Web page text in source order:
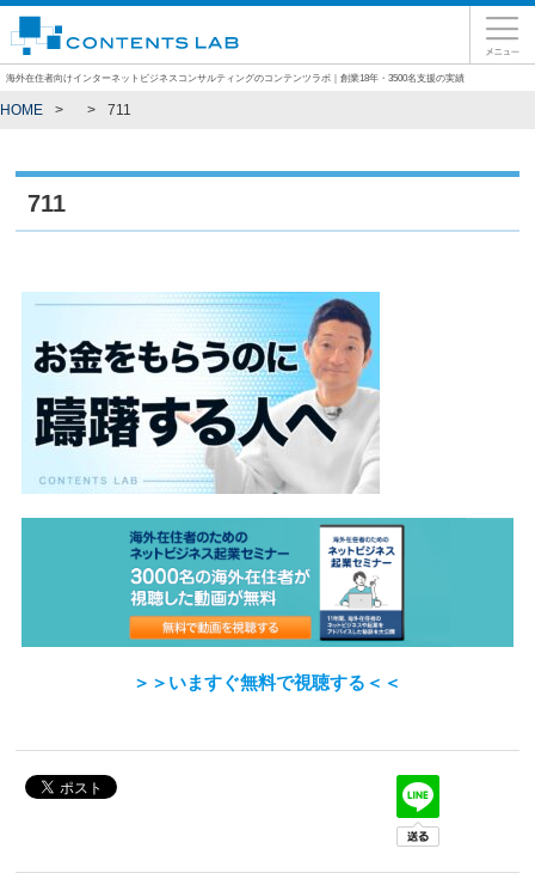
海外在住者向けインターネットビジネスコンサルティングのコンテンツラボ｜創業18年・3500名支援の実績
HOME 711
711
＞＞いますぐ無料で視聴する＜＜